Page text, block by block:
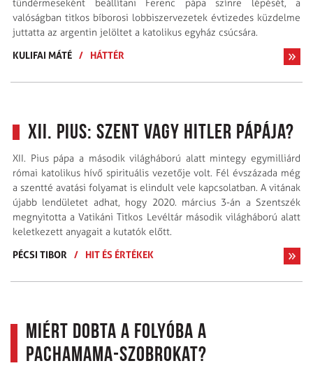
tündérmeseként beállítani Ferenc pápa színre lépését, a
valóságban titkos bíborosi lobbi­szervezetek évtizedes küzdelme
juttatta az argentin jelöltet a katolikus egyház csúcsára.
KULIFAI MÁTÉ / HÁTTÉR
XII. Pius: szent vagy Hitler pápája?
XII. Pius pápa a második világháború alatt mintegy egymilliárd
római katolikus hívő spirituális vezetője volt. Fél évszázada még
a szentté avatási folyamat is elindult vele kapcsolatban. A vitának
újabb lendületet adhat, hogy 2020. március 3-án a Szentszék
megnyitotta a Vatikáni Titkos Levéltár második világháború alatt
keletkezett anyagait a kutatók előtt.
PÉCSI TIBOR
/ HIT ÉS ÉRTÉKEK
Miért dobta a folyóba a
Pachamama-szobrokat?